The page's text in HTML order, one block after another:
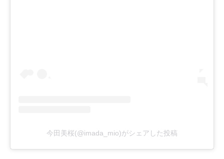
今田美桜(@imada_mio)がシェアした投稿